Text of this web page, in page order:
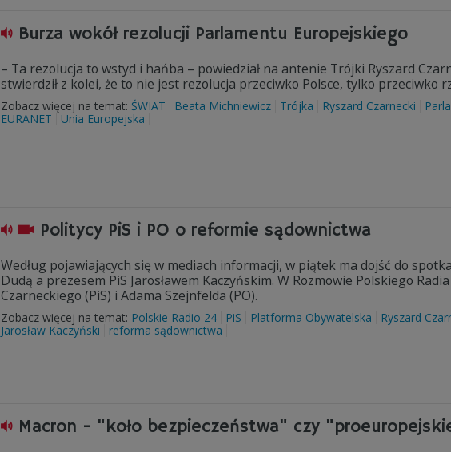
Burza wokół rezolucji Parlamentu Europejskiego
– Ta rezolucja to wstyd i hańba – powiedział na antenie Trójki Ryszard
stwierdził z kolei, że to nie jest rezolucja przeciwko Polsce, tylko przeciwko
Zobacz więcej na temat: ŚWIAT Beata Michniewicz Trójka Ryszard Czarnecki
EURANET
Unia Europejska
Politycy PiS i PO o reformie sądownictwa
Według pojawiających się w mediach informacji, w piątek ma dojść do
Dudą a prezesem PiS Jarosławem Kaczyńskim. W Rozmowie Polskiego
Czarneckiego (PiS) i Adama Szejnfelda (PO).
Zobacz więcej na temat: Polskie Radio 24 PiS Platforma Obywatelska Ryszard
Jarosław Kaczyński
reforma sądownictwa
Macron - "koło bezpieczeństwa" czy